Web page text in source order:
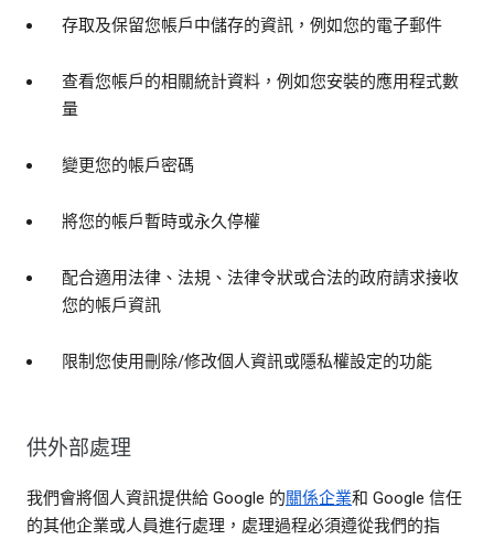
存取及保留您帳戶中儲存的資訊，例如您的電子郵件
查看您帳戶的相關統計資料，例如您安裝的應用程式數
量
變更您的帳戶密碼
將您的帳戶暫時或永久停權
配合適用法律、法規、法律令狀或合法的政府請求接收
您的帳戶資訊
限制您使用刪除/修改個人資訊或隱私權設定的功能
供外部處理
我們會將個人資訊提供給 Google 的關係企業和 Google 信任
的其他企業或人員進行處理，處理過程必須遵從我們的指